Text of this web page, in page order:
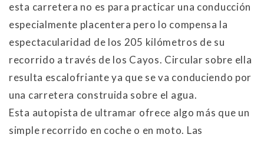
esta carretera no es para practicar una conducción
especialmente placentera pero lo compensa la
espectacularidad de los 205 kilómetros de su
recorrido a través de los Cayos. Circular sobre ella
resulta escalofriante ya que se va conduciendo por
una carretera construida sobre el agua.
Esta autopista de ultramar ofrece algo más que un
simple recorrido en coche o en moto. Las